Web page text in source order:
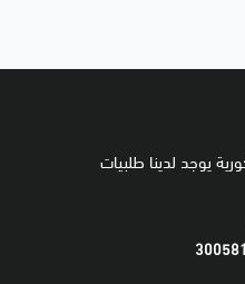
يوجد لدينا طلبيات